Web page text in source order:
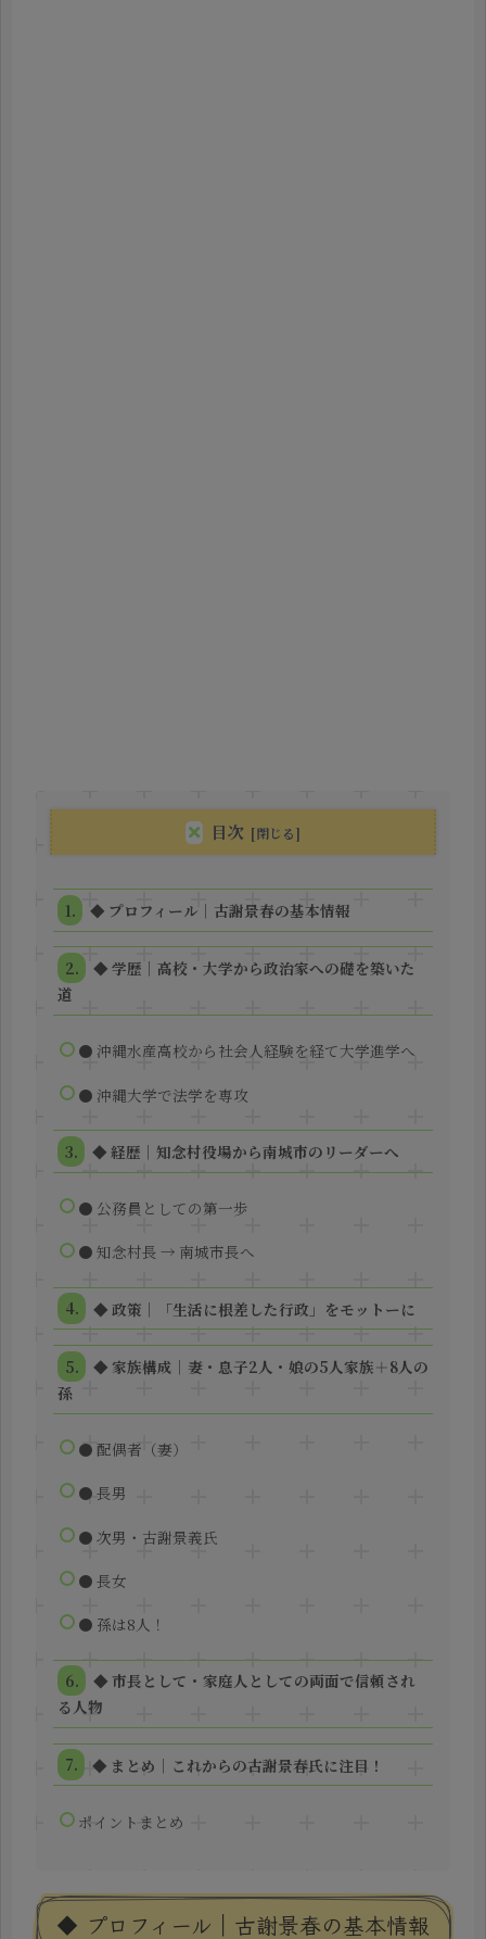
目次
◆ プロフィール｜古謝景春の基本情報
◆ 学歴｜高校・大学から政治家への礎を築いた
道
● 沖縄水産高校から社会人経験を経て大学進学へ
● 沖縄大学で法学を専攻
◆ 経歴｜知念村役場から南城市のリーダーへ
● 公務員としての第一歩
● 知念村長 → 南城市長へ
◆ 政策｜「生活に根差した行政」をモットーに
◆ 家族構成｜妻・息子2人・娘の5人家族＋8人の
孫
● 配偶者（妻）
● 長男
● 次男・古謝景義氏
● 長女
● 孫は8人！
◆ 市長として・家庭人としての両面で信頼され
る人物
◆ まとめ｜これからの古謝景春氏に注目！
ポイントまとめ
◆ プロフィール｜古謝景春の基本情報